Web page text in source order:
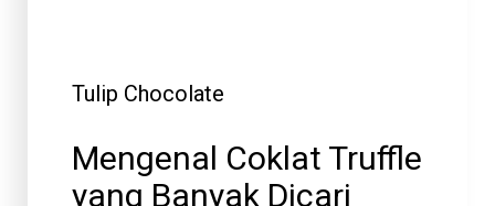
Tulip Chocolate
Mengenal Coklat Truffle
yang Banyak Dicari